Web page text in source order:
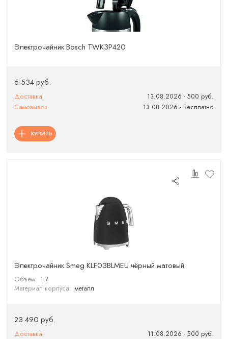
Электрочайник Bosch TWK3P420
5 534 руб.
Доставка
13.08.2026 - 500 руб.
Самовывоз
13.08.2026 - Бесплатно
КУПИТЬ
Электрочайник Smeg KLF03BLMEU чёрный матовый
Объем: 1.7
Материал корпуса: металл
23 490 руб.
Доставка
11.08.2026 - 500 руб.